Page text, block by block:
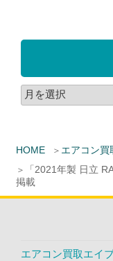
HOME エアコン買
「2021年製 日立
掲載
エアコン買取エイ